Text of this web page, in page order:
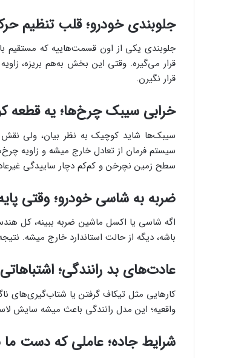
جلوبندی خودرو؛ قلب تنظیم
جلوبندی یکی از اون قسمت‌هاییه که مستقیم
قرار می‌گیره. وقتی این بخش به‌هم بریزه،
قرار نگیرن.
خرابی سیبک چرخ‌ها؛ یه قطعه
سیبک‌ها شاید کوچیک به نظر بیان، ولی
سیستم فرمان از تعادل خارج میشه و زاویه
سطح زمین نچرخن و کم‌کم دچار ساییدگی
ضربه به شاسی خودرو؛ وقتی
اگه شاسی یا اکسل ماشین ضربه ببینه، کل
باشه، دیگه از حالت استاندارد خارج میشه.
عادت‌های بد رانندگی؛
کارهایی مثل تیکاف گرفتن یا شتاب‌گیری‌های
واقعیه؛ این مدل رانندگی باعث میشه سایش
شرایط جاده؛ عاملی که دست